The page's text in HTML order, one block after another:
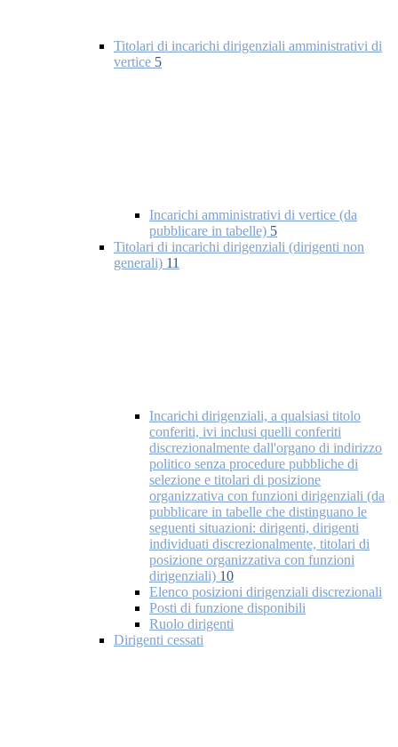
Titolari di incarichi dirigenziali amministrativi di
vertice 5
Incarichi amministrativi di vertice (da
pubblicare in tabelle) 5
Titolari di incarichi dirigenziali (dirigenti non
generali) 11
Incarichi dirigenziali, a qualsiasi titolo
conferiti, ivi inclusi quelli conferiti
discrezionalmente dall'organo di indirizzo
politico senza procedure pubbliche di
selezione e titolari di posizione
organizzativa con funzioni dirigenziali (da
pubblicare in tabelle che distinguano le
seguenti situazioni: dirigenti, dirigenti
individuati discrezionalmente, titolari di
posizione organizzativa con funzioni
dirigenziali) 10
Elenco posizioni dirigenziali discrezionali
Posti di funzione disponibili
Ruolo dirigenti
Dirigenti cessati